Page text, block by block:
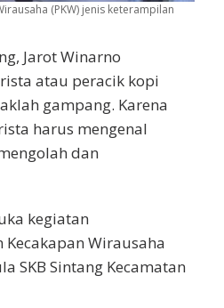
(PKW) jenis keterampilan
Jarot Winarno
atau peracik kopi
gampang. Karena
harus mengenal
dan
kegiatan
Wirausaha
SKB Sintang Kecamatan